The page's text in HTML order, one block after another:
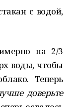
с водой,
на 2/3
воды, чтобы
Теперь
доверьте